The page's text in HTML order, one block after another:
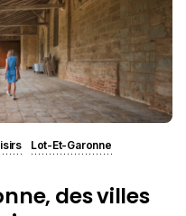
Lot-Et-Garonne
des villes